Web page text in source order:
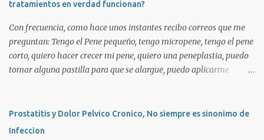
tratamientos en verdad funcionan?
Con frecuencia, como hace unos instantes recibo correos que me
preguntan: Tengo el Pene pequeño, tengo micropene, tengo el pene
corto, quiero hacer crecer mi pene, quiero una peneplastia, puedo
tomar alguna pastilla para que se alargue, puedo aplicarme
importante primero definir estos terminos, para poder definir el
CORRECTO DIAGNOSTICO y con ello el CORRECTO tratamiento
Prostatitis y Dolor Pelvico Cronico, No siempre es sinonimo de
Infeccion